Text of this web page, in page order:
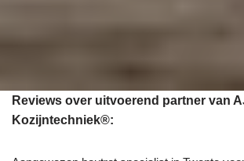
Reviews over uitvoerend partner van
Kozijntechniek®: